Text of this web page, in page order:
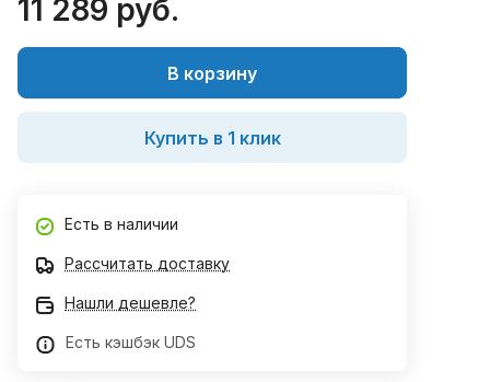
11 289 руб.
В корзину
Купить в 1 клик
Есть в наличии
Рассчитать доставку
Нашли дешевле?
Есть кэшбэк UDS